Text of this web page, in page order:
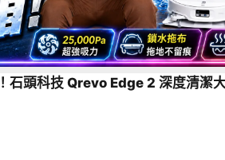
石頭科技 Qrevo Edge 2 深度清潔